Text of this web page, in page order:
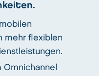
mehr flexiblen
Omnichannel